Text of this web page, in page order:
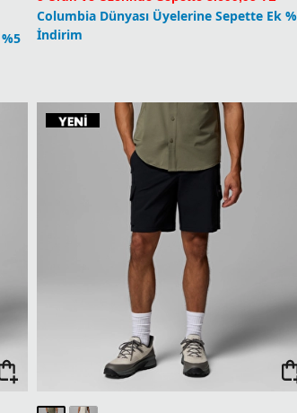
Silver Ridge Elite Erkek Şort